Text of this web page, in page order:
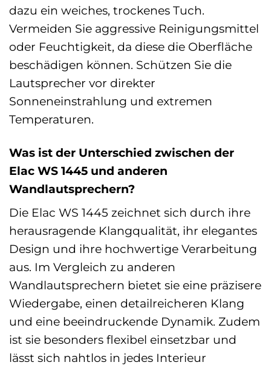
dazu ein weiches, trockenes Tuch.
Vermeiden Sie aggressive Reinigungsmittel
oder Feuchtigkeit, da diese die Oberfläche
beschädigen können. Schützen Sie die
Lautsprecher vor direkter
Sonneneinstrahlung und extremen
Temperaturen.
Was ist der Unterschied zwischen der
Elac WS 1445 und anderen
Wandlautsprechern?
Die Elac WS 1445 zeichnet sich durch ihre
herausragende Klangqualität, ihr elegantes
Design und ihre hochwertige Verarbeitung
aus. Im Vergleich zu anderen
Wandlautsprechern bietet sie eine präzisere
Wiedergabe, einen detailreicheren Klang
und eine beeindruckende Dynamik. Zudem
ist sie besonders flexibel einsetzbar und
lässt sich nahtlos in jedes Interieur